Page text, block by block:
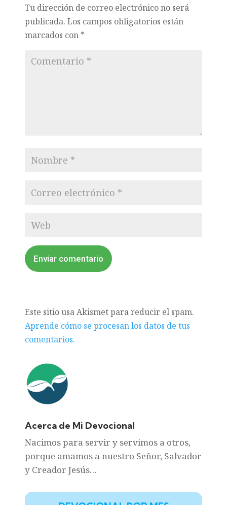
Tu dirección de correo electrónico no será
publicada. Los campos obligatorios están
marcados con *
Enviar comentario
Este sitio usa Akismet para reducir el spam.
Aprende cómo se procesan los datos de tus
comentarios.
Acerca de Mi Devocional
Nacimos para servir y servimos a otros,
porque amamos a nuestro Señor, Salvador
y Creador Jesús…